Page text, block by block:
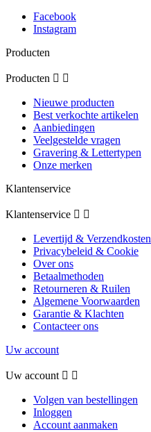
Facebook
Instagram
Producten
Producten  
Nieuwe producten
Best verkochte artikelen
Aanbiedingen
Veelgestelde vragen
Gravering & Lettertypen
Onze merken
Klantenservice
Klantenservice  
Levertijd & Verzendkosten
Privacybeleid & Cookie
Over ons
Betaalmethoden
Retourneren & Ruilen
Algemene Voorwaarden
Garantie & Klachten
Contacteer ons
Uw account
Uw account  
Volgen van bestellingen
Inloggen
Account aanmaken